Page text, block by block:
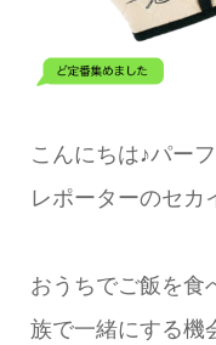
こんにちは♪パー
レポーターのセカ
おうちでご飯を食
族で一緒にする機